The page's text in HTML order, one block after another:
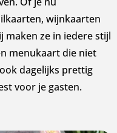
wijnkaarten
ze in iedere stijl
menukaart die niet
dagelijks prettig
voor je gasten.